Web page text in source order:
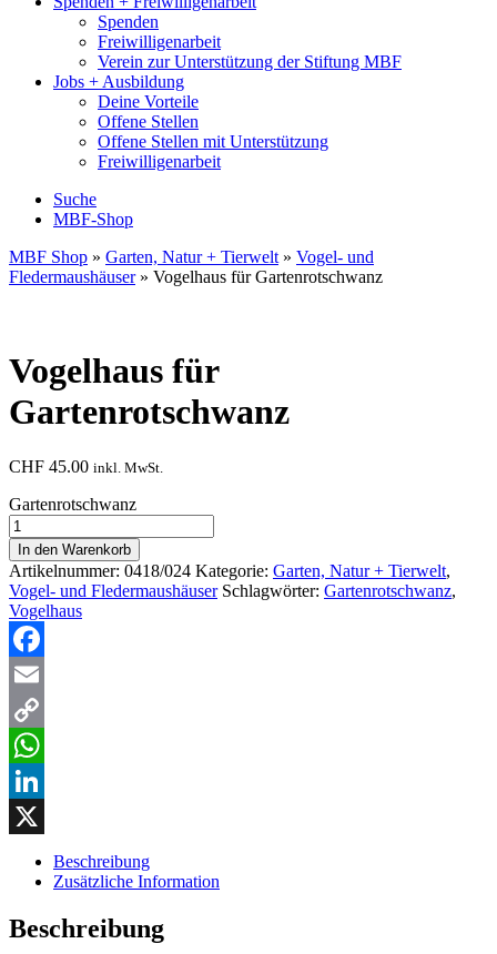
Spenden
Freiwilligenarbeit
Verein zur Unterstützung der Stiftung MBF
Jobs + Ausbildung
Deine Vorteile
Offene Stellen
Offene Stellen mit Unterstützung
Freiwilligenarbeit
Suche
MBF-Shop
MBF Shop » Garten, Natur + Tierwelt » Vogel- und
Fledermaushäuser» Vogelhaus für Gartenrotschwanz
Vogelhaus für
Gartenrotschwanz
CHF 45.00 inkl. MwSt.
Gartenrotschwanz
Vogelhaus
für
Gartenrotschwanz
Menge
In den Warenkorb
Artikelnummer: 0418/024 Kategorie: Garten, Natur + Tierwelt,
Vogel- und Fledermaushäuser Schlagwörter: Gartenrotschwanz,
Vogelhaus
Facebook
Email
Copy
Link
WhatsApp
LinkedIn
Beschreibung
Zusätzliche Information
Beschreibung